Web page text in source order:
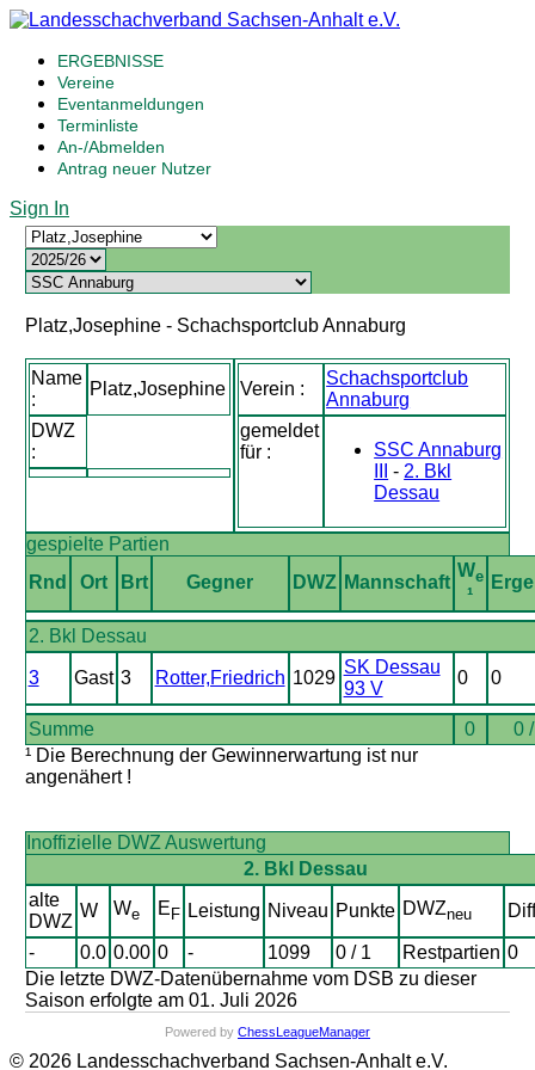
ERGEBNISSE
Vereine
Eventanmeldungen
Terminliste
An-/Abmelden
Antrag neuer Nutzer
Sign In
Platz,Josephine - Schachsportclub Annaburg
Name
:
Platz,Josephine
DWZ
:
Verein :
Schachsportclub
Annaburg
gemeldet
für :
SSC Annaburg
- 2. Bkl
Dessau
gespielte Partien
Rnd
Ort Brt Gegner DWZ Mannschaft
We
¹
2. Bkl Dessau
3 Gast 3 Rotter,Friedrich 1029
SK Dessau
93 V
0 0
Summe 0
0
¹ Die Berechnung der Gewinnerwartung ist nur
angenähert !
Inoffizielle DWZ Auswertung
2. Bkl Dessau
alte
DWZ
W We E F Leistung Niveau Punkte DWZneu
- 0.0 0.00 0 - 1099 0 / 1 Restpartien 0
Die letzte DWZ-Datenübernahme vom DSB zu dieser
Saison erfolgte am 01. Juli 2026
Powered by ChessLeagueManager
© 2026 Landesschachverband Sachsen-Anhalt e.V.